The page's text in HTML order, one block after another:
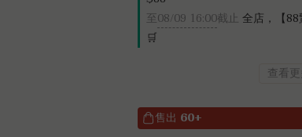
至08/09 16:00截止 全店，【
🛒
查看
售出 60+